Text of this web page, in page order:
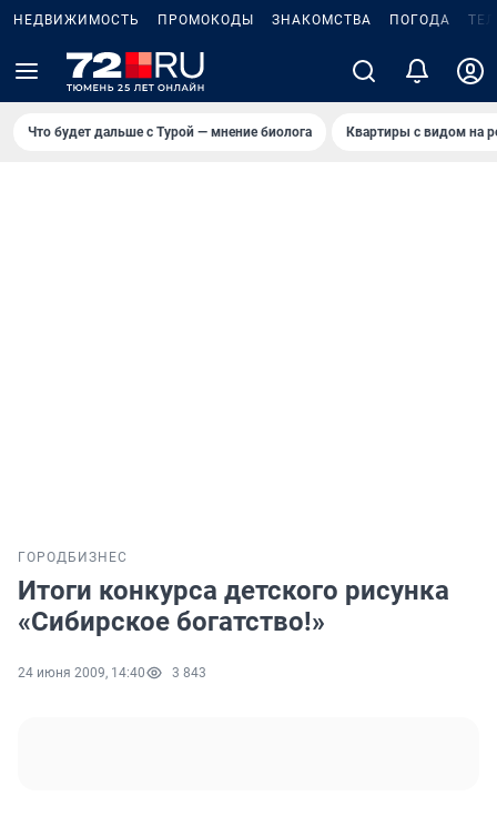
НЕДВИЖИМОСТЬ ПРОМОКОДЫ ЗНАКОМСТВА ПОГОДА
Что будет дальше с Турой — мнение биолога Квартиры с видом на
ГОРОД БИЗНЕС
Итоги конкурса детского рисунка
«Сибирское богатство!»
24 июня 2009, 14:40 3 843